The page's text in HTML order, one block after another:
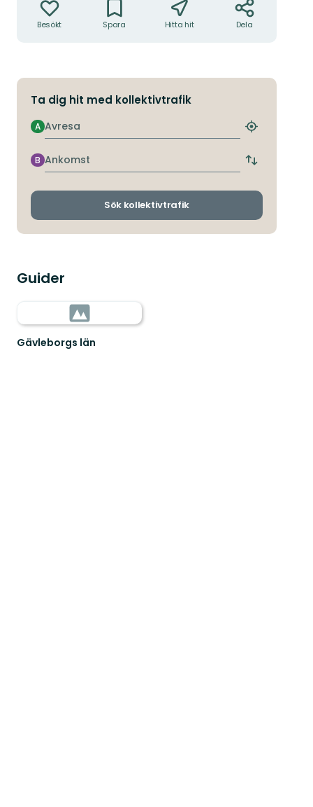
Besökt Spara Hitta hit Dela
Ta dig hit med kollektivtrafik
Avresa
A
Hitta
hållplats
Ankomst
B
Byt
och
Sök kollektivtrafik
Guider
Gävleborgs län